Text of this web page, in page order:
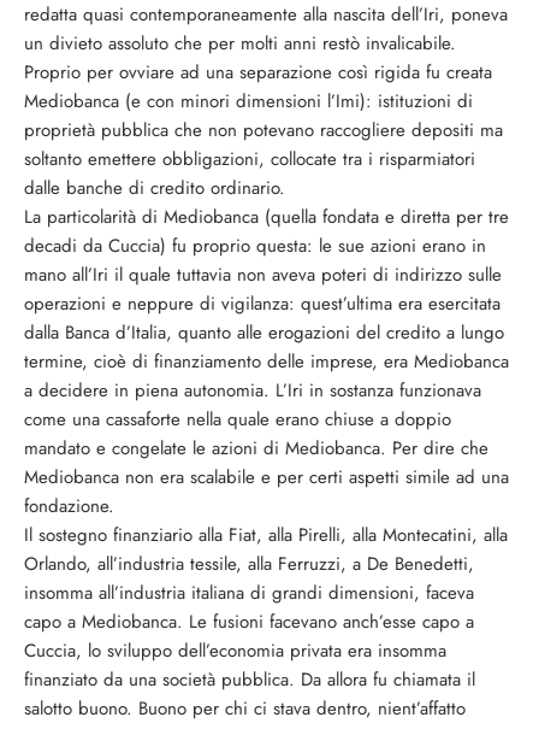
redatta quasi contemporaneamente alla nascita dell’Iri, poneva
un divieto assoluto che per molti anni restò invalicabile.
Proprio per ovviare ad una separazione così rigida fu creata
Mediobanca (e con minori dimensioni l’Imi): istituzioni di
proprietà pubblica che non potevano raccogliere depositi ma
soltanto emettere obbligazioni, collocate tra i risparmiatori
dalle banche di credito ordinario.
La particolarità di Mediobanca (quella fondata e diretta per tre
decadi da Cuccia) fu proprio questa: le sue azioni erano in
mano all’Iri il quale tuttavia non aveva poteri di indirizzo sulle
operazioni e neppure di vigilanza: quest’ultima era esercitata
dalla Banca d’Italia, quanto alle erogazioni del credito a lungo
termine, cioè di finanziamento delle imprese, era Mediobanca
a decidere in piena autonomia. L’Iri in sostanza funzionava
come una cassaforte nella quale erano chiuse a doppio
mandato e congelate le azioni di Mediobanca. Per dire che
Mediobanca non era scalabile e per certi aspetti simile ad una
fondazione.
Il sostegno finanziario alla Fiat, alla Pirelli, alla Montecatini, alla
Orlando, all’industria tessile, alla Ferruzzi, a De Benedetti,
insomma all’industria italiana di grandi dimensioni, faceva
capo a Mediobanca. Le fusioni facevano anch’esse capo a
Cuccia, lo sviluppo dell’economia privata era insomma
finanziato da una società pubblica. Da allora fu chiamata il
salotto buono. Buono per chi ci stava dentro, nient’affatto